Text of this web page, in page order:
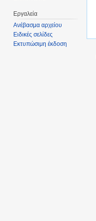
Εργαλεία
Ανέβασμα αρχείου
Ειδικές σελίδες
Εκτυπώσιμη έκδοση